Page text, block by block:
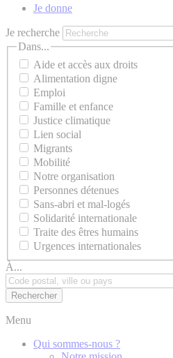
Je donne
Je recherche
Dans...
Aide et accès aux droits
Alimentation digne
Emploi
Famille et enfance
Justice climatique
Lien social
Migrants
Mobilité
Notre organisation
Personnes détenues
Sans-abri et mal-logés
Solidarité internationale
Traite des êtres humains
Urgences internationales
À...
Menu
Qui sommes-nous ?